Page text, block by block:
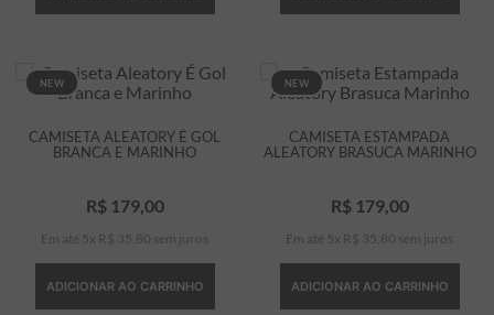
NEW
CAMISETA ALEATORY É GOL
BRANCA E MARINHO
R$ 179, 00
Em até 5 x R$ 35 80 sem juros
ADICIONAR AO CARRINHO
NEW
CAMISETA ESTAMPADA
ALEATORY BRASUCA MARINHO
R$ 179, 00
Em até 5 x R$ 35 80 sem juros
ADICIONAR AO CARRINHO